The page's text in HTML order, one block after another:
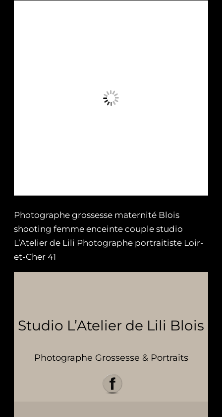
Photographe grossesse maternité Blois
shooting femme enceinte couple studio
L’Atelier de Lili Photographe portraitiste Loir-
et-Cher 41
Studio L’Atelier de Lili Blois
Photographe Grossesse & Portraits